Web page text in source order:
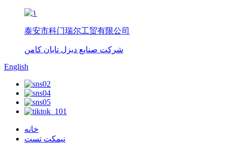
泰安市科门瑞尔工贸有限公司
شرکت صنایع دیزل تایان کامن
English
خانه
نیمکت تست